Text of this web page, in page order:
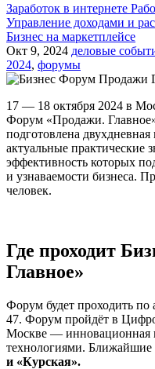
Заработок в интернете
Управление доходами и
Бизнес на маркетплейсе
Окт 9, 2024 деловые
2024, форумы
17 — 18 октября 2024 в
Форум «Продажи.
подготовлена
актуальные практические
эффективность которых
и узнаваемости бизнеса.
человек.
Где проходит
Главное»
Форум будет проходить
47. Форум пройдёт в
Москве — инновационная
технологиями. Ближайшие
и «Курская».